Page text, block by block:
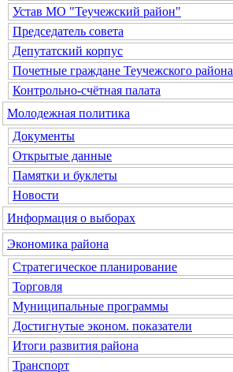
Устав МО "Теучежский район"
Председатель совета
Депутатский корпус
Почетные граждане Теучежского района
Контрольно-счётная палата
Молодежная политика
Документы
Открытые данные
Памятки и буклеты
Новости
Информация о выборах
Экономика района
Стратегическое планирование
Торговля
Муниципальные программы
Достигнутые эконом. показатели
Итоги развития района
Транспорт